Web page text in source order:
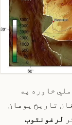
خاوره په
تاریخ پوهان
لرغونتوب